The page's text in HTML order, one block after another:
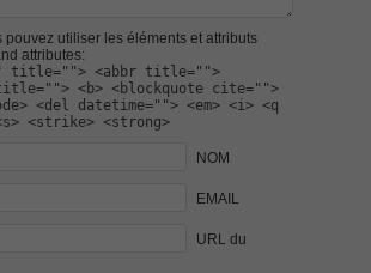
pouvez utiliser les éléments et attributs
attributes:
title=""> <abbr title="">
title=""> <b> <blockquote cite="">
<del datetime=""> <em> <i> <q
<strike> <strong>
NOM
EMAIL
URL du